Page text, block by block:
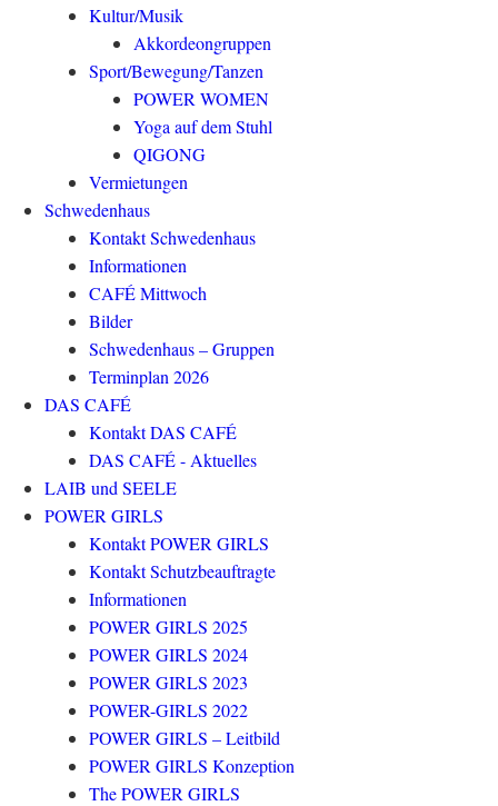
Kultur/Musik
Akkordeongruppen
Sport/Bewegung/Tanzen
POWER WOMEN
Yoga auf dem Stuhl
QIGONG
Vermietungen
Schwedenhaus
Kontakt Schwedenhaus
Informationen
CAFÉ Mittwoch
Bilder
Schwedenhaus – Gruppen
Terminplan 2026
DAS CAFÉ
Kontakt DAS CAFÉ
DAS CAFÉ - Aktuelles
LAIB und SEELE
POWER GIRLS
Kontakt POWER GIRLS
Kontakt Schutzbeauftragte
Informationen
POWER GIRLS 2025
POWER GIRLS 2024
POWER GIRLS 2023
POWER-GIRLS 2022
POWER GIRLS – Leitbild
POWER GIRLS Konzeption
The POWER GIRLS